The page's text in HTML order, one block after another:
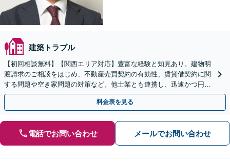
建築トラブル
【初回相談無料】【関西エリア対応】豊富な経験と知見あり。建物明
渡請求のご相談をはじめ、不動産売買契約の有効性、賃貸借契約に関
する問題や空き家問題の対策など。他士業とも連携し、迅速かつ円滑
な解決を目指します【顧問契約】【西宮北口駅3分】
料金表を見る
電話でお問い合わせ メールでお問い合わせ